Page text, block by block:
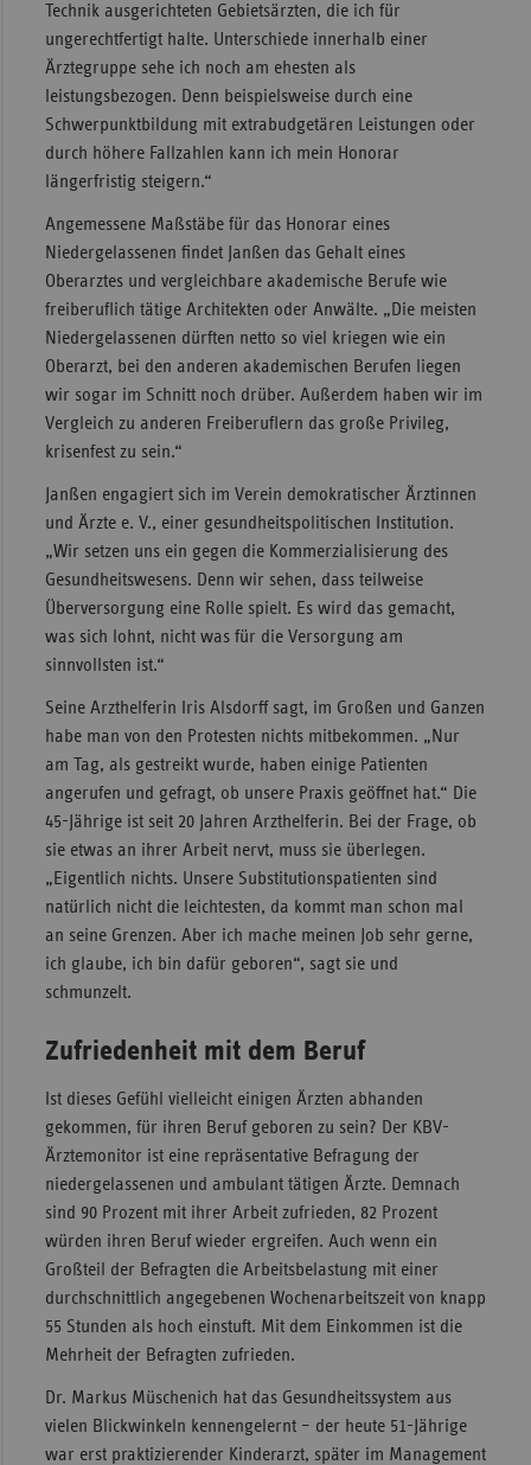
Technik ausgerichteten Gebietsärzten, die ich für
ungerechtfertigt halte. Unterschiede innerhalb einer
Ärztegruppe sehe ich noch am ehesten als
leistungsbezogen. Denn beispielsweise durch eine
Schwerpunktbildung mit extrabudgetären Leistungen oder
durch höhere Fallzahlen kann ich mein Honorar
längerfristig steigern.“
Angemessene Maßstäbe für das Honorar eines
Niedergelassenen findet Janßen das Gehalt eines
Oberarztes und vergleichbare akademische Berufe wie
freiberuflich tätige Architekten oder Anwälte. „Die meisten
Niedergelassenen dürften netto so viel kriegen wie ein
Oberarzt, bei den anderen akademischen Berufen liegen
wir sogar im Schnitt noch drüber. Außerdem haben wir im
Vergleich zu anderen Freiberuflern das große Privileg,
krisenfest zu sein.“
Janßen engagiert sich im Verein demokratischer Ärztinnen
und Ärzte e. V., einer gesundheitspolitischen Institution.
„Wir setzen uns ein gegen die Kommerzialisierung des
Gesundheitswesens. Denn wir sehen, dass teilweise
Überversorgung eine Rolle spielt. Es wird das gemacht,
was sich lohnt, nicht was für die Versorgung am
sinnvollsten ist.“
Seine Arzthelferin Iris Alsdorff sagt, im Großen und Ganzen
habe man von den Protesten nichts mitbekommen. „Nur
am Tag, als gestreikt wurde, haben einige Patienten
angerufen und gefragt, ob unsere Praxis geöffnet hat.“ Die
45-Jährige ist seit 20 Jahren Arzthelferin. Bei der Frage, ob
sie etwas an ihrer Arbeit nervt, muss sie überlegen.
„Eigentlich nichts. Unsere Substitutionspatienten sind
natürlich nicht die leichtesten, da kommt man schon mal
an seine Grenzen. Aber ich mache meinen Job sehr gerne,
ich glaube, ich bin dafür geboren“, sagt sie und
schmunzelt.
Zufriedenheit mit dem Beruf
Ist dieses Gefühl vielleicht einigen Ärzten abhanden
gekommen, für ihren Beruf geboren zu sein? Der KBV-
Ärztemonitor ist eine repräsentative Befragung der
niedergelassenen und ambulant tätigen Ärzte. Demnach
sind 90 Prozent mit ihrer Arbeit zufrieden, 82 Prozent
würden ihren Beruf wieder ergreifen. Auch wenn ein
Großteil der Befragten die Arbeitsbelastung mit einer
durchschnittlich angegebenen Wochenarbeitszeit von knapp
55 Stunden als hoch einstuft. Mit dem Einkommen ist die
Mehrheit der Befragten zufrieden.
Dr. Markus Müschenich hat das Gesundheitssystem aus
vielen Blickwinkeln kennengelernt – der heute 51-Jährige
war erst praktizierender Kinderarzt, später im Management